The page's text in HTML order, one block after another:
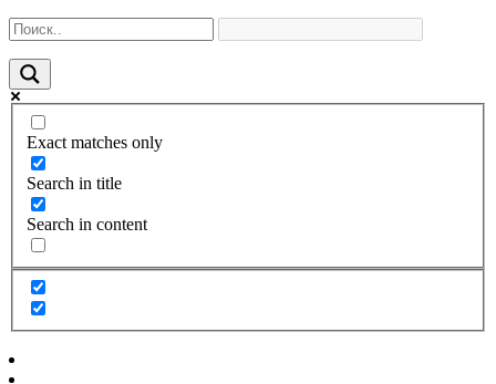
Exact matches only
Search in title
Search in content